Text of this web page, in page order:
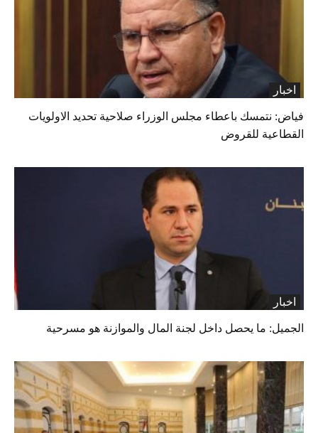
اخبار
فياض: نتمسك باعطاء مجلس الوزراء صلاحية تحديد الاولويات
القطاعية للقروض
اخبار
الجميل: ما يحصل داخل لجنة المال والموازنة هو مسرحية